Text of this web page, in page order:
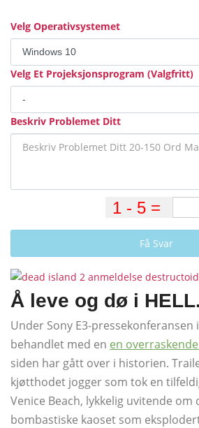
Velg Operativsystemet
Velg Et Projeksjonsprogram (Valgfritt)
Beskriv Problemet Ditt
Få Svar
Å leve og dø i
Under Sony E3-pressekonferansen
behandlet med en en
siden har gått over i historien.
kjøtthodet jogger som tok en
Venice Beach, lykkelig uvitende
bombastiske kaoset som